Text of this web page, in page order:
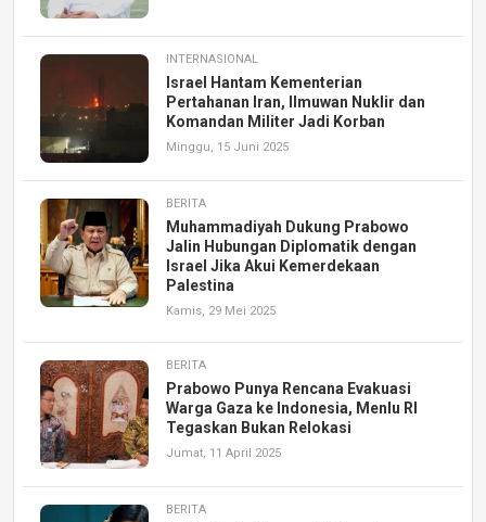
INTERNASIONAL
Israel Hantam Kementerian
Pertahanan Iran, Ilmuwan Nuklir dan
Komandan Militer Jadi Korban
Minggu, 15 Juni 2025
BERITA
Muhammadiyah Dukung Prabowo
Jalin Hubungan Diplomatik dengan
Israel Jika Akui Kemerdekaan
Palestina
Kamis, 29 Mei 2025
BERITA
Prabowo Punya Rencana Evakuasi
Warga Gaza ke Indonesia, Menlu RI
Tegaskan Bukan Relokasi
Jumat, 11 April 2025
BERITA